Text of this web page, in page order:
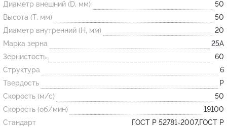
Огнеупорные
изделия
Скачать каталог
Тигель
Муфель
Черпак
Шербер
Диаметр внешний (D, мм)
50
Высота (T, мм)
50
Диаметр внутренний (H, мм)
20
Марка зерна
25А
Зернистость
60
Структура
6
Твердость
P
Скорость (м/с)
50
Скорость (об/мин)
19100
Стандарт
ГОСТ Р 52781-2007,ГОСТ Р